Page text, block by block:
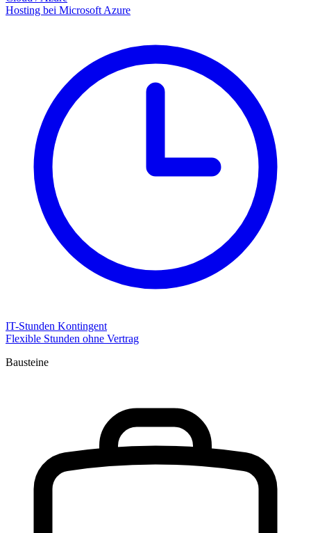
Hosting bei Microsoft Azure
IT-Stunden Kontingent
Flexible Stunden ohne Vertrag
Bausteine